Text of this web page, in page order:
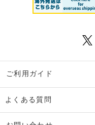
ご利用ガイド
よくある質問